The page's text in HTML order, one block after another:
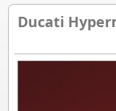
Ducati